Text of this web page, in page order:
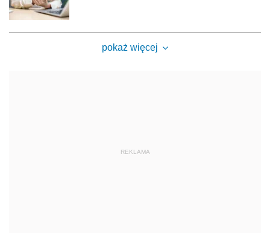
pokaż więcej
REKLAMA